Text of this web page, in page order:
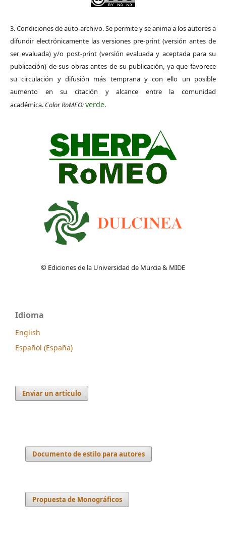
3. Condiciones de auto-archivo. Se permite y se anima a los autores a
difundir electrónicamente las versiones pre-print (versión antes de
ser evaluada) y/o post-print (versión evaluada y aceptada para su
publicación) de sus obras antes de su publicación, ya que favorece
su circulación y difusión más temprana y con ello un posible
aumento en su citación y alcance entre la comunidad
académica. Color RoMEO:verde.
© Ediciones de la Universidad de Murcia & MIDE
Idioma
English
Español (España)
Enviar un artículo
Documento de estilo para autores
Propuesta de Monográficos